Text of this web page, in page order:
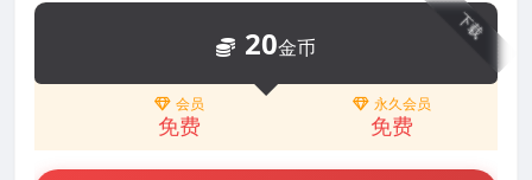
下载
20金币
会员
免费
永久会员
免费